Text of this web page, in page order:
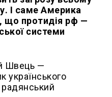
І саме Америка
що протидія рф —
системи
Швець —
українського